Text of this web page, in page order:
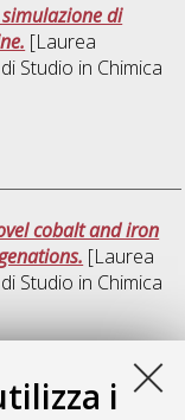
i
di
[Laurea
Studio in Chimica
cobalt and iron
[Laurea
Studio in Chimica